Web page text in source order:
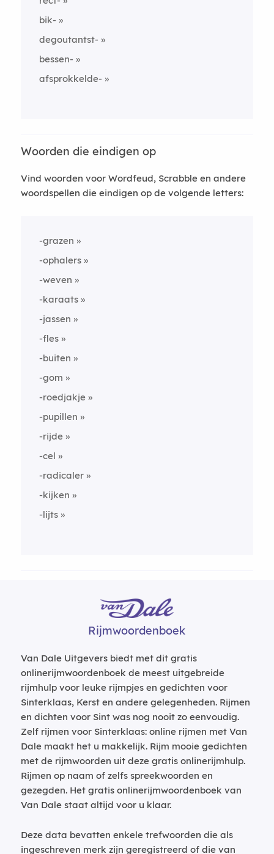
bik-
degoutantst-
bessen-
afsprokkelde-
Woorden die eindigen op
Vind woorden voor Wordfeud, Scrabble en andere
woordspellen die eindigen op de volgende letters:
-grazen
-ophalers
-weven
-karaats
-jassen
-fles
-buiten
-gom
-roedjakje
-pupillen
-rijde
-cel
-radicaler
-kijken
-lijts
Rijmwoordenboek
Van Dale Uitgevers biedt met dit gratis
onlinerijmwoordenboek de meest uitgebreide
rijmhulp voor leuke rijmpjes en gedichten voor
Sinterklaas, Kerst en andere gelegenheden. Rijmen
en dichten voor Sint was nog nooit zo eenvoudig.
Zelf rijmen voor Sinterklaas: online rijmen met Van
Dale maakt het u makkelijk. Rijm mooie gedichten
met de rijmwoorden uit deze gratis onlinerijmhulp.
Rijmen op naam of zelfs spreekwoorden en
gezegden. Het gratis onlinerijmwoordenboek van
Van Dale staat altijd voor u klaar.
Deze data bevatten enkele trefwoorden die als
ingeschreven merk zijn geregistreerd of die van